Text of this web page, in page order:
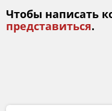
Чтобы написать
представиться.